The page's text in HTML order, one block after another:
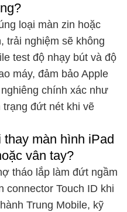
loại màn zin hoặc
trải nghiệm sẽ không
test độ nhạy bút và độ
máy, đảm bảo Apple
chính xác như
trạng đứt nét khi vẽ
màn hình iPad
vân tay?
tháo lắp làm đứt ngầm
connector Touch ID khi
Trung Mobile, kỹ